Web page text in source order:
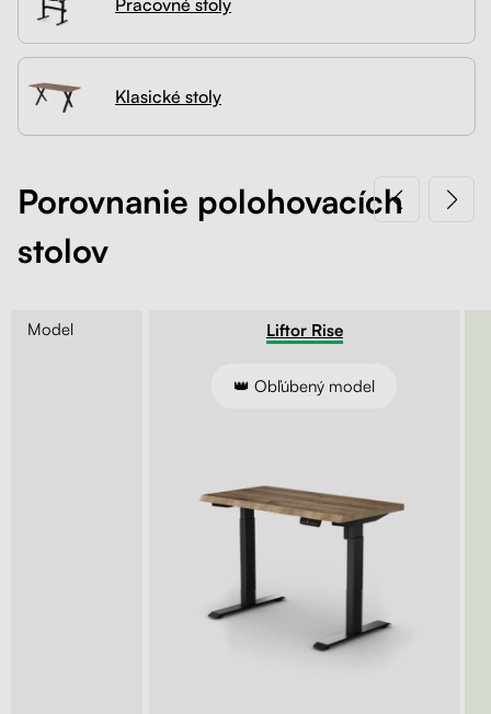
Kolieska
Organizácia kabeláže
Stojany na monitor - Riser
Skrinky so zásuvkami a zásuvky
Akustické paravány
Kontakt
Klasické stoly
Porovnanie polohovacích
stolov
Model Liftor Rise
👑 Obľúbený model